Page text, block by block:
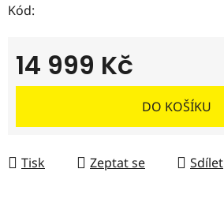
Kód:
14 999 Kč
Měrná cena:
DO KOŠÍKU
Tisk Zeptat se Sdílet